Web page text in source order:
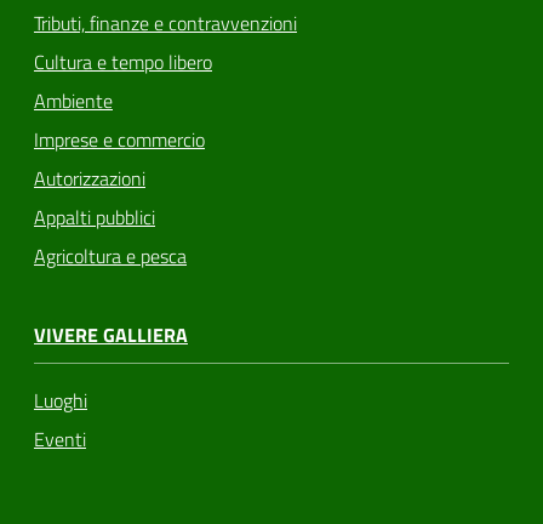
Tributi, finanze e contravvenzioni
Cultura e tempo libero
Ambiente
Imprese e commercio
Autorizzazioni
Appalti pubblici
Agricoltura e pesca
VIVERE GALLIERA
Luoghi
Eventi